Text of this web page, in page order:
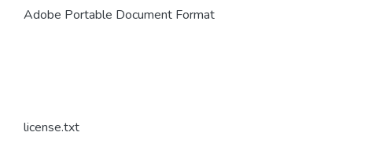
Adobe Portable Document Format
license.txt